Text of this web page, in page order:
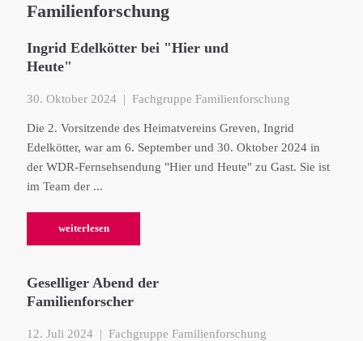
Familienforschung
Ingrid Edelkötter bei "Hier und
Heute"
30. Oktober 2024 | Fachgruppe Familienforschung
Die 2. Vorsitzende des Heimatvereins Greven, Ingrid
Edelkötter, war am 6. September und 30. Oktober 2024 in
der WDR-Fernsehsendung "Hier und Heute" zu Gast. Sie ist
im Team der ...
weiterlesen
Geselliger Abend der
Familienforscher
12. Juli 2024 | Fachgruppe Familienforschung